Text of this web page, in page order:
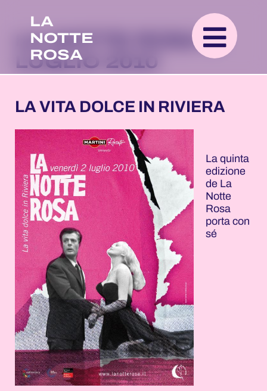
LA
NOTTE
ROSA
LA NOTTE ROSA 2
LUGLIO 2010
LA VITA DOLCE IN RIVIERA
La quinta
edizione
de La
Notte
Rosa
porta con
sé